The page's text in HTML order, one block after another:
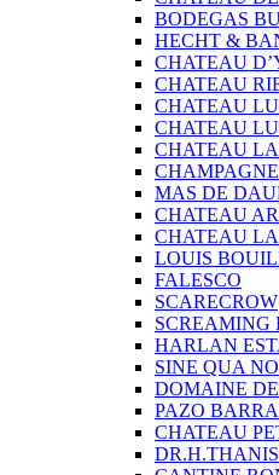
BODEGAS
HECHT &
CHATEAU
CHATEAU
CHATEAU
CHATEAU
CHATEAU
MAS DE
CHATEAU
CHATEAU
LOUIS
FALESCO
SCARECROW
SCREAMING
HARLAN
SINE QUA
DOMAINE
PAZO
CHATEAU